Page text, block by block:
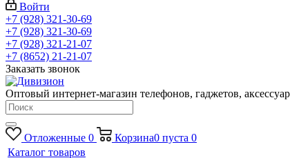
Войти
+7 (928) 321-30-69
+7 (928) 321-30-69
+7 (928) 321-21-07
+7 (8652) 21-21-07
Заказать звонок
Оптовый интернет-магазин телефонов, гаджетов,
Отложенные 0 Корзина0 пуста 0
Каталог товаров